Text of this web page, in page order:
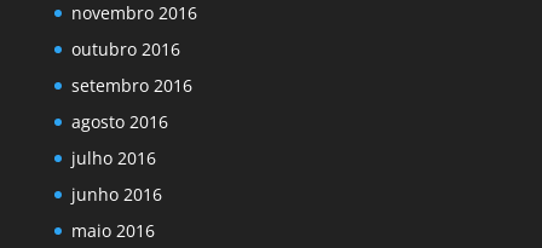
novembro 2016
outubro 2016
setembro 2016
agosto 2016
julho 2016
junho 2016
maio 2016